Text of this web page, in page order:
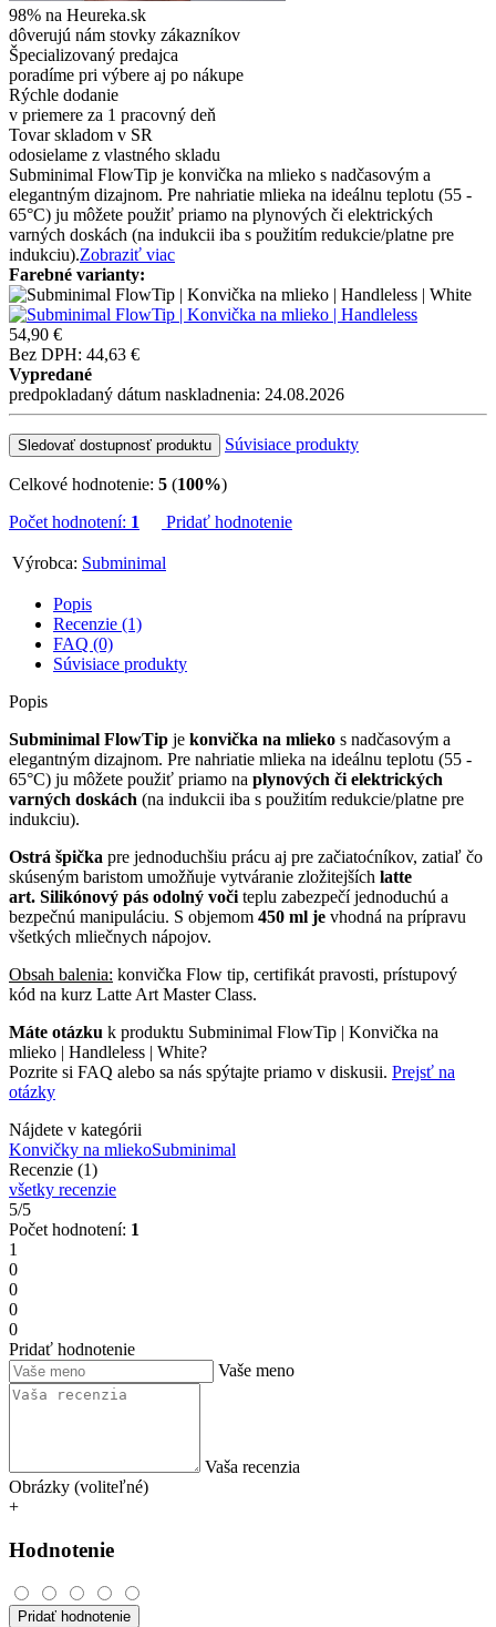
98% na Heureka.sk
dôverujú nám stovky zákazníkov
Špecializovaný predajca
poradíme pri výbere aj po nákupe
Rýchle dodanie
v priemere za 1 pracovný deň
Tovar skladom v SR
odosielame z vlastného skladu
Subminimal FlowTip je konvička na mlieko s nadčasovým a
elegantným dizajnom. Pre nahriatie mlieka na ideálnu teplotu (55 -
65°C) ju môžete použiť priamo na plynových či elektrických
varných doskách (na indukcii iba s použitím redukcie/platne pre
indukciu).Zobraziť viac
Farebné varianty:
54,90 €
Bez DPH: 44,63 €
Vypredané
predpokladaný dátum naskladnenia: 24.08.2026
Sledovať dostupnosť produktu Súvisiace produkty
Celkové hodnotenie: 5 (100%)
Počet hodnotení: 1 Pridať hodnotenie
Výrobca: Subminimal
Popis
Recenzie (1)
FAQ (0)
Súvisiace produkty
Popis
Subminimal FlowTip je konvička na mlieko s nadčasovým a
elegantným dizajnom. Pre nahriatie mlieka na ideálnu teplotu (55 -
65°C) ju môžete použiť priamo na plynových či elektrických
varných doskách (na indukcii iba s použitím redukcie/platne pre
indukciu).
Ostrá špička pre jednoduchšiu prácu aj pre začiatoćníkov, zatiaľ čo
skúseným baristom umožňuje vytváranie zložitejších latte
art. Silikónový pás odolný voči teplu zabezpečí jednoduchú a
bezpečnú manipuláciu. S objemom 450 ml je vhodná na prípravu
všetkých mliečnych nápojov.
Obsah balenia: konvička Flow tip, certifikát pravosti, prístupový
kód na kurz Latte Art Master Class.
Máte otázku k produktu Subminimal FlowTip | Konvička na
mlieko | Handleless | White?
Pozrite si FAQ alebo sa nás spýtajte priamo v diskusii. Prejsť na
otázky
Nájdete v kategórii
Konvičky na mliekoSubminimal
Recenzie (1)
všetky recenzie
5/5
Počet hodnotení: 1
1
0
0
0
0
Pridať hodnotenie
Vaše meno
Vaša recenzia
Obrázky (voliteľné)
+
Hodnotenie
Pridať hodnotenie